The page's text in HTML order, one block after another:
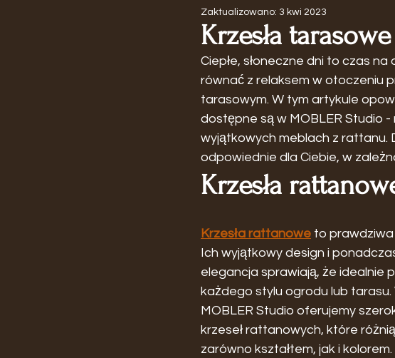
Zaktualizowano: 3 kwi 2023
Krzesła
Ciepłe, słoneczne dni to czas
równać z relaksem w otoczeniu
tarasowym. W tym artykule
dostępne są w MOBLER Studio
wyjątkowych meblach z rattanu.
odpowiednie dla Ciebie, w
Krzesła
Krzesła rattanowe to prawdziwa
Ich wyjątkowy design i
elegancja sprawiają, że idealnie
każdego stylu ogrodu lub tarasu.
MOBLER Studio oferujemy
krzeseł rattanowych, które
zarówno kształtem, jak i